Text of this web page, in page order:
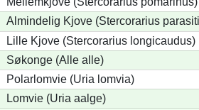
Almindelig Kjove (Stercorarius
Lille Kjove (Stercorarius longicaudus)
Søkonge (Alle alle)
Polarlomvie (Uria lomvia)
Lomvie (Uria aalge)